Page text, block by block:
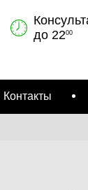
до 2200
Контакты